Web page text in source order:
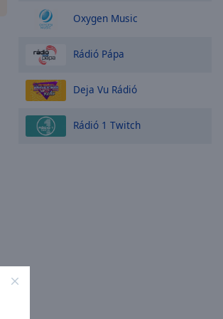
Oxygen Music
Rádió Pápa
Deja Vu Rádió
Rádió 1 Twitch